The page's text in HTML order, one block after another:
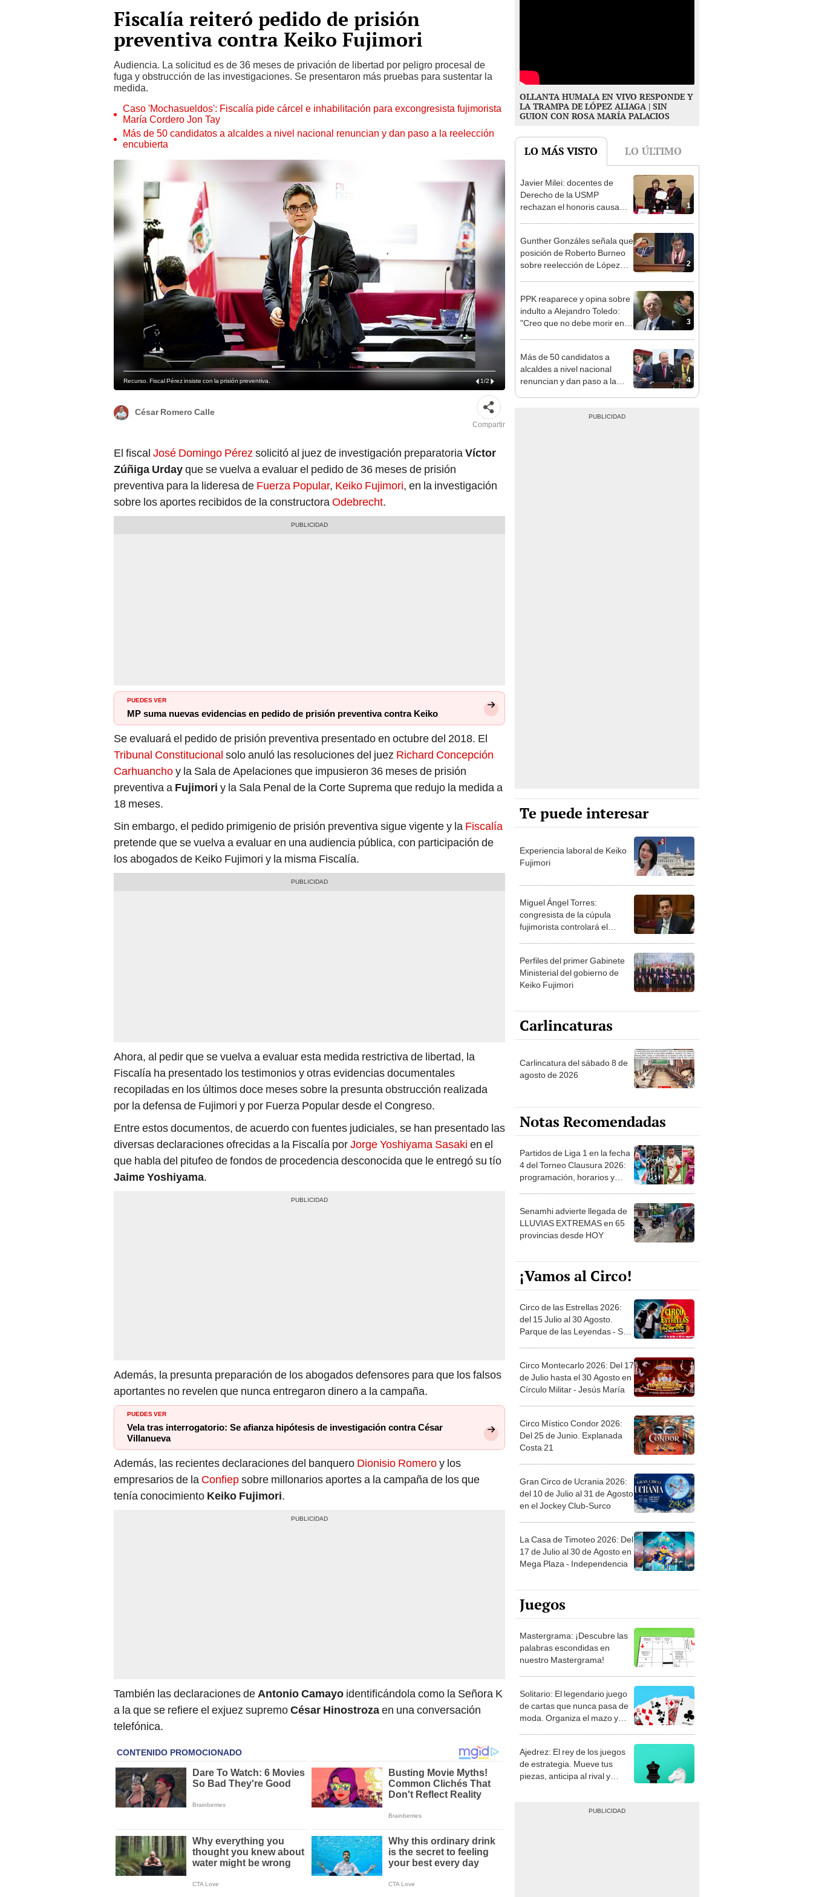
Fiscalía reiteró pedido de prisión
preventiva contra Keiko Fujimori
Audiencia. La solicitud es de 36 meses de privación de libertad por peligro procesal de
fuga y obstrucción de las investigaciones. Se presentaron más pruebas para sustentar la
medida.
Caso 'Mochasueldos': Fiscalía pide cárcel e inhabilitación para excongresista fujimorista
María Cordero Jon Tay
Más de 50 candidatos a alcaldes a nivel nacional renuncian y dan paso a la reelección
encubierta
Recurso. Fiscal Pérez insiste con la prisión preventiva. 1/2
César Romero Calle
Compartir
El fiscal José Domingo Pérezsolicitó al juez de investigación preparatoriaVíctor
Zúñiga Urdayque se vuelva a evaluar el pedido de 36 meses de prisión
preventiva para la lideresa de Fuerza Popular, Keiko Fujimori, en la investigación
sobre los aportes recibidos de la constructoraOdebrecht.
PUEDES VER
MP suma nuevas evidencias en pedido de prisión preventiva contra Keiko
Se evaluará el pedido de prisión preventiva presentado en octubre del 2018. El
Tribunal Constitucional solo anuló las resoluciones del juez Richard Concepción
Carhuanchoy la Sala de Apelaciones que impusieron 36 meses de prisión
preventiva a Fujimori y la Sala Penal de la Corte Suprema que redujo la medida a
18 meses.
Sin embargo, el pedido primigenio de prisión preventiva sigue vigente y la Fiscalía
pretende que se vuelva a evaluar en una audiencia pública, con participación de
los abogados de Keiko Fujimori y la misma Fiscalía.
Ahora, al pedir que se vuelva a evaluar esta medida restrictiva de libertad, la
Fiscalía ha presentado los testimonios y otras evidencias documentales
recopiladas en los últimos doce meses sobre la presunta obstrucción realizada
por la defensa de Fujimori y por Fuerza Popular desde el Congreso.
Entre estos documentos, de acuerdo con fuentes judiciales, se han presentado las
diversas declaraciones ofrecidas a la Fiscalía porJorge Yoshiyama Sasaki en el
que habla del pitufeo de fondos de procedencia desconocida que le entregó su tío
Jaime Yoshiyama.
Además, la presunta preparación de los abogados defensores para que los falsos
aportantes no revelen que nunca entregaron dinero a la campaña.
PUEDES VER
Vela tras interrogatorio: Se afianza hipótesis de investigación contra César
Villanueva
Además, las recientes declaraciones del banquero Dionisio Romeroy los
empresarios de la Confiepsobre millonarios aportes a la campaña de los que
tenía conocimiento Keiko Fujimori.
También las declaraciones deAntonio Camayo identificándola como la Señora K
a la que se refiere el exjuez supremoCésar Hinostrozaen una conversación
telefónica.
OLLANTA HUMALA EN VIVO RESPONDE Y
LA TRAMPA DE LÓPEZ ALIAGA | SIN
GUION CON ROSA MARÍA PALACIOS
LO MÁS VISTO LO ÚLTIMO
1
Javier Milei: docentes de
Derecho de la USMP
rechazan el honoris causa
2
Gunther Gonzáles señala que
posición de Roberto Burneo
sobre reelección de López
3
PPK reaparece y opina sobre
indulto a Alejandro Toledo:
"Creo que no debe morir en la
4
Más de 50 candidatos a
alcaldes a nivel nacional
renuncian y dan paso a la
Te puede interesar
Experiencia laboral de Keiko
Fujimori
Miguel Ángel Torres:
congresista de la cúpula
fujimorista controlará el
Perfiles del primer Gabinete
Ministerial del gobierno de
Keiko Fujimori
Carlincaturas
Carlincatura del sábado 8 de
agosto de 2026
Notas Recomendadas
Partidos de Liga 1 en la fecha
4 del Torneo Clausura 2026:
programación, horarios y
Senamhi advierte llegada de
LLUVIAS EXTREMAS en 65
provincias desde HOY
¡Vamos al Circo!
Circo de las Estrellas 2026:
del 15 Julio al 30 Agosto.
Parque de las Leyendas - San
Circo Montecarlo 2026: Del 17
de Julio hasta el 30 Agosto en
Círculo Militar - Jesús María
Circo Místico Condor 2026:
Del 25 de Junio. Explanada
Costa 21
Gran Circo de Ucrania 2026:
del 10 de Julio al 31 de Agosto
en el Jockey Club-Surco
La Casa de Timoteo 2026: Del
17 de Julio al 30 de Agosto en
Mega Plaza - Independencia
Juegos
Mastergrama: ¡Descubre las
palabras escondidas en
nuestro Mastergrama!
Solitario: El legendario juego
de cartas que nunca pasa de
moda. Organiza el mazo y
Ajedrez: El rey de los juegos
de estrategia. Mueve tus
piezas, anticipa al rival y